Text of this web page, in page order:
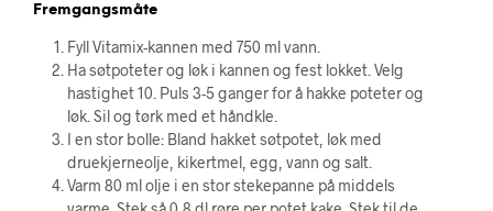
Fremgangsmåte
Fyll Vitamix-kannen med 750 ml vann.
Ha søtpoteter og løk i kannen og fest lokket. Velg
hastighet 10. Puls 3-5 ganger for å hakke poteter og
løk. Sil og tørk med et håndkle.
I en stor bolle: Bland hakket søtpotet, løk med
druekjerneolje, kikertmel, egg, vann og salt.
Varm 80 ml olje i en stor stekepanne på middels